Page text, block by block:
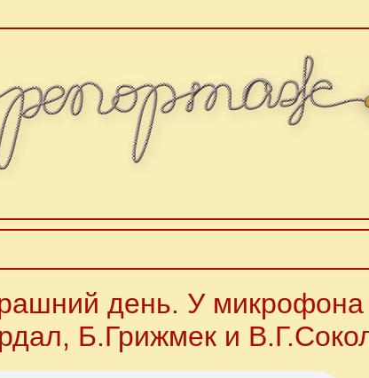
день. У
Б.Грижмек и